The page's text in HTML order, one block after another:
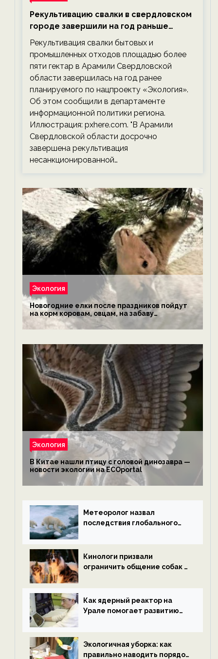
Рекультивацию свалки в свердловском
городе завершили на год раньше
планируемого срока — новости
экологии на ECOportal
Рекультивация свалки бытовых и
промышленных отходов площадью более
пяти гектар в Арамили Свердловской
области завершилась на год ранее
планируемого по нацпроекту «Экология».
Об этом сообщили в департаменте
информационной политики региона.
Иллюстрация: pxhere.com. "В Арамили
Свердловской области досрочно
завершена рекультивация
несанкционированной…
Экология
Новогодние елки после праздников пойдут
на корм коровам, овцам, на забаву
обезьянам, львам и леопардам — новости
экологии на ECOportal
Экология
В Китае нашли птицу с головой динозавра —
новости экологии на ECOportal
Метеоролог назвал
последствия глобального
ECOportal
Кинологи призвали
ограничить общение собак с
ECOportal
Как ядерный реактор на
Урале помогает развитию
ECOportal
Экологичная уборка: как
правильно наводить порядок